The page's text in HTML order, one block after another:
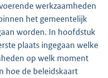
werkzaamheden
het gemeentelijk
worden. In hoofdstuk
plaats ingegaan welke
op welk moment
hoe de beleidskaart